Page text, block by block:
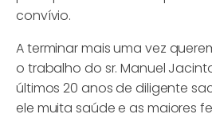
convívio.
A terminar mais uma vez
o trabalho do sr. Manuel
últimos 20 anos de diligente
ele muita saúde e as maiores